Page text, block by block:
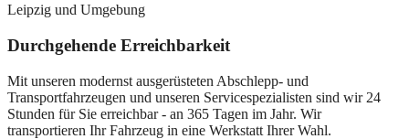
Leipzig und Umgebung
Durchgehende Erreichbarkeit
Mit unseren modernst ausgerüsteten Abschlepp- und
Transportfahrzeugen und unseren Servicespezialisten sind wir 24
Stunden für Sie erreichbar - an 365 Tagen im Jahr. Wir
transportieren Ihr Fahrzeug in eine Werkstatt Ihrer Wahl.